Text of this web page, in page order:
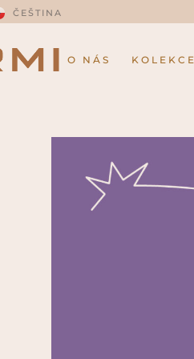
ČEŠTINA
O NÁS KOLEKCE